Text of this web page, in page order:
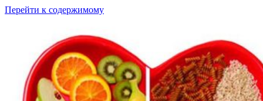
Перейти к содержимому